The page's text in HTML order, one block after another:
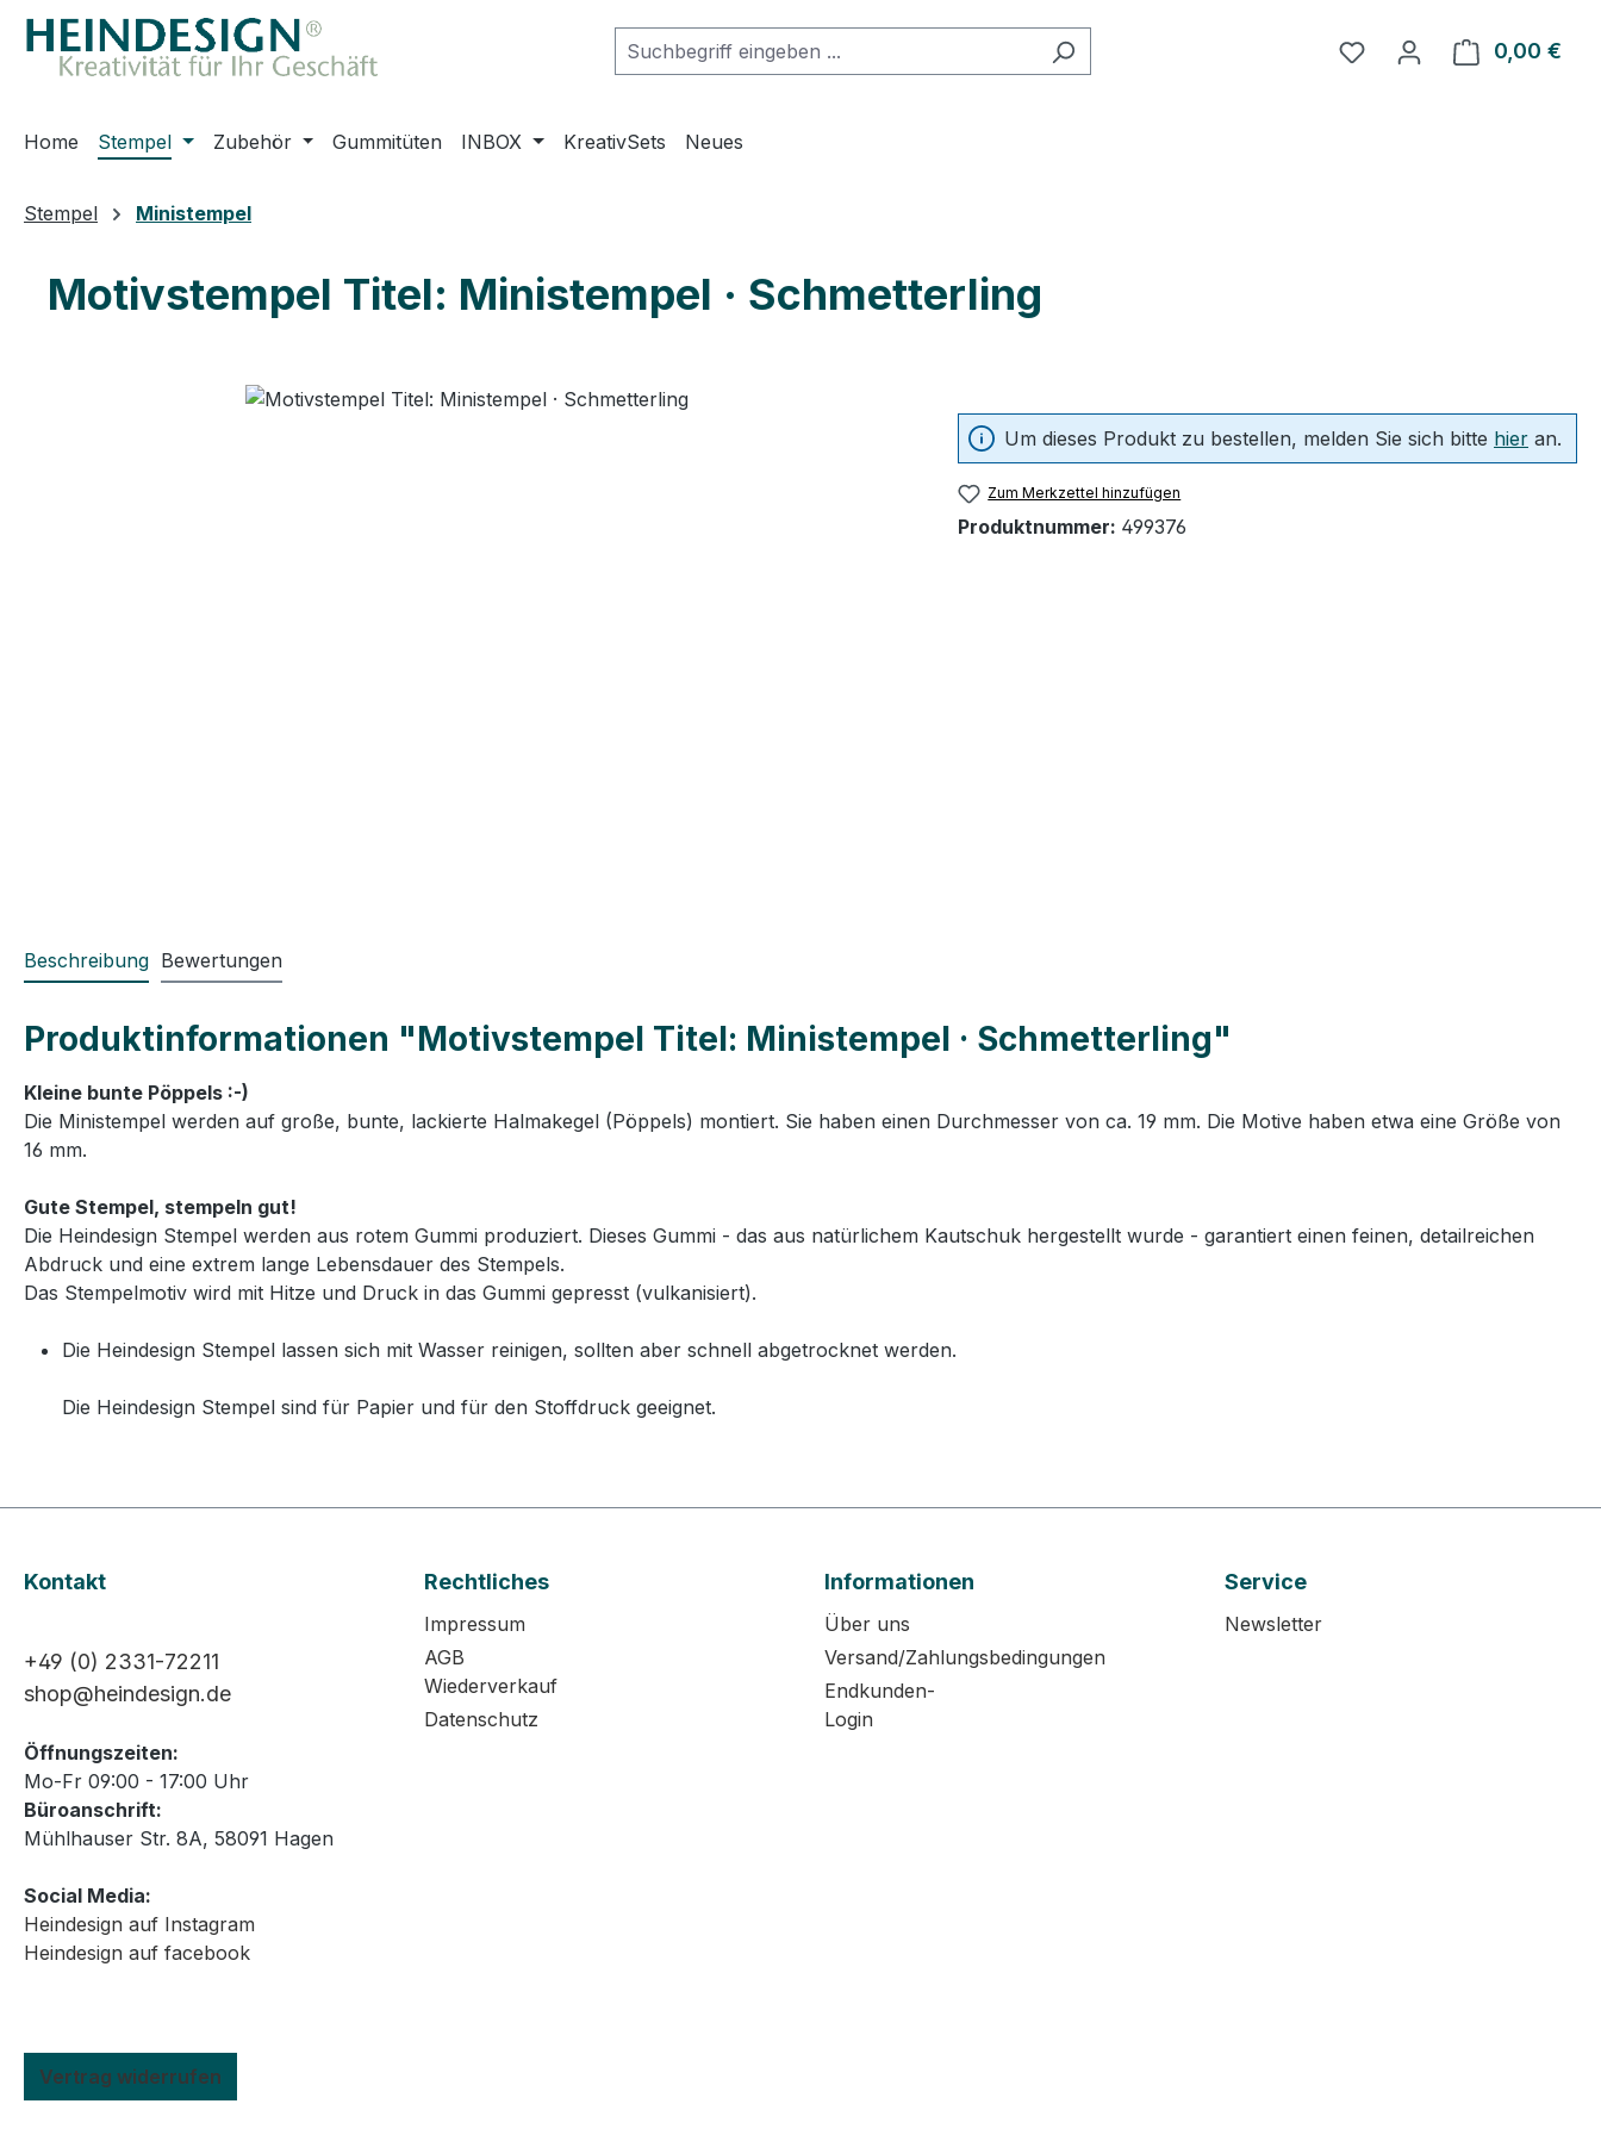
Hauptinhalt springen
Zur Suche springen
Zur Hauptnavigation springen
Du hast 0 Produkte auf
0,00 €
Home Stempel Zubehör Gummitüten INBOX KreativSets Neues
Stempel Ministempel
Motivstempel Titel: Ministempel · Schmetterling
Um dieses Produkt zu bestellen, melden Sie sich bitte hier an.
Zum Merkzettel hinzufügen
Produktnummer: 499376
Beschreibung Bewertungen
Produktinformationen "Motivstempel Titel: Ministempel · Schmetterling"
Kleine bunte Pöppels :-)
Die Ministempel werden auf große, bunte, lackierte Halmakegel (Pöppels) montiert. Sie haben einen Durchmesser von ca. 19 mm. Die Motive haben etwa eine Größe von
16 mm.
Gute Stempel, stempeln gut!
Die Heindesign Stempel werden aus rotem Gummi produziert. Dieses Gummi - das aus natürlichem Kautschuk hergestellt wurde - garantiert einen feinen, detailreichen
Abdruck und eine extrem lange Lebensdauer des Stempels.
Das Stempelmotiv wird mit Hitze und Druck in das Gummi gepresst (vulkanisiert).
Die Heindesign Stempel lassen sich mit Wasser reinigen, sollten aber schnell abgetrocknet werden.
Die Heindesign Stempel sind für Papier und für den Stoffdruck geeignet.
Kontakt
+49 (0) 2331-72211
shop@heindesign.de
Öffnungszeiten:
Mo-Fr 09:00 - 17:00 Uhr
Büroanschrift:
Mühlhauser Str. 8A, 58091 Hagen
Social Media:
Heindesign auf Instagram
Heindesign auf facebook
Vertrag widerrufen
Rechtliches
Impressum
AGB
Wiederverkauf
Datenschutz
Informationen
Über uns
Versand/Zahlungsbedingungen
Endkunden-
Login
Service
Newsletter